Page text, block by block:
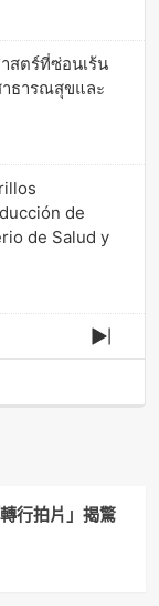
สตร์ที่ซ่อนเร้น
าธารณสุขและ
de
de Salud y
Next
行拍片」揭驚